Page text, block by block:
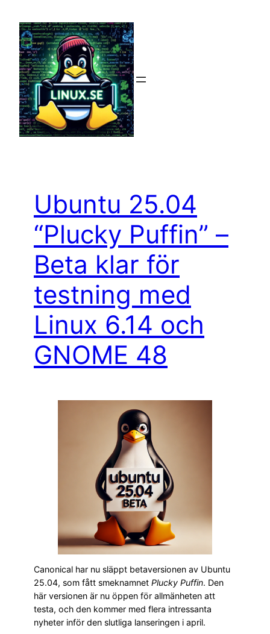
innehåll
Ubuntu 25.04
“Plucky Puffin” –
Beta klar för
testning med
Linux 6.14 och
GNOME 48
Canonical har nu släppt betaversionen av Ubuntu
25.04, som fått smeknamnet Plucky Puffin. Den
här versionen är nu öppen för allmänheten att
testa, och den kommer med flera intressanta
nyheter inför den slutliga lanseringen i april.